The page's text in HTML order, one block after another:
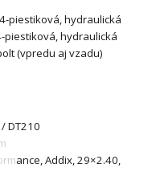
piestiková, hydraulická
piestiková, hydraulická
(vpredu aj vzadu)
DT210
Addix, 29×2.40,